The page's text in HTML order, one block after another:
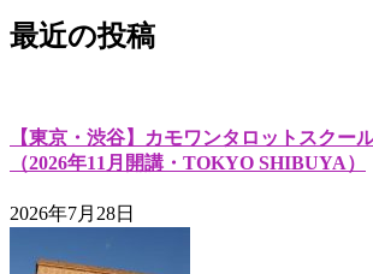
ナ
ー
シ
ョ
ン
ジ
ー
最近の投稿
【東京・渋谷】カモワンタロットスクー
（2026年11月開講・TOKYO SHIBUYA）
2026年7月28日